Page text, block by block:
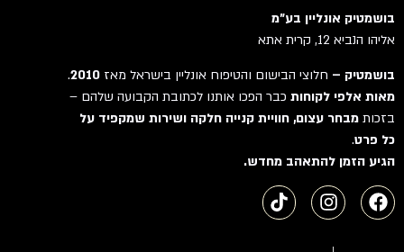
בושמטיק אונליין בע"מ
אליהו הנביא 12, קרית אתא
בושמטיק –חלוצי הבישום והטיפוח אונליין בישראל מאז2010
.
מאות אלפי לקוחותכבר הפכו אותנו לכתובת הקבועה שלהם –
בזכותמבחר עצום, חוויית קנייה חלקה ושירות שמקפיד על
כל פרט.
הגיע הזמן להתאהב מחדש.